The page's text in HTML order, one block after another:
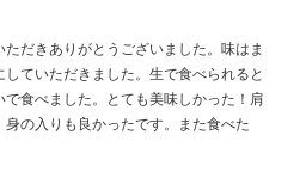
だきありがとうございました。味はま
ていただきました。生で食べられると
食べました。とても美味しかった！肩
の入りも良かったです。また食べた